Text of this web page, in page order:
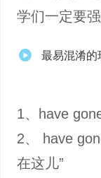
学们一定要
最易混淆的现在
1、have
2、 have
在这儿”